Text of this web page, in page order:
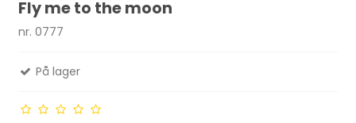
Fly me to the moon
nr. 0777
På lager